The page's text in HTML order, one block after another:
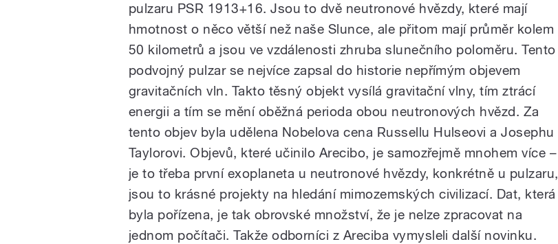
pulzaru PSR 1913+16. Jsou to dvě neutronové hvězdy, které mají
hmotnost o něco větší než naše Slunce, ale přitom mají průměr kolem
50 kilometrů a jsou ve vzdálenosti zhruba slunečního poloměru. Tento
podvojný pulzar se nejvíce zapsal do historie nepřímým objevem
gravitačních vln. Takto těsný objekt vysílá gravitační vlny, tím ztrácí
energii a tím se mění oběžná perioda obou neutronových hvězd. Za
tento objev byla udělena Nobelova cena Russellu Hulseovi a Josephu
Taylorovi. Objevů, které učinilo Arecibo, je samozřejmě mnohem více –
je to třeba první exoplaneta u neutronové hvězdy, konkrétně u pulzaru,
jsou to krásné projekty na hledání mimozemských civilizací. Dat, která
byla pořízena, je tak obrovské množství, že je nelze zpracovat na
jednom počítači. Takže odborníci z Areciba vymysleli další novinku.